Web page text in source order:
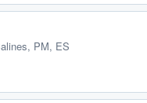
PM, ES